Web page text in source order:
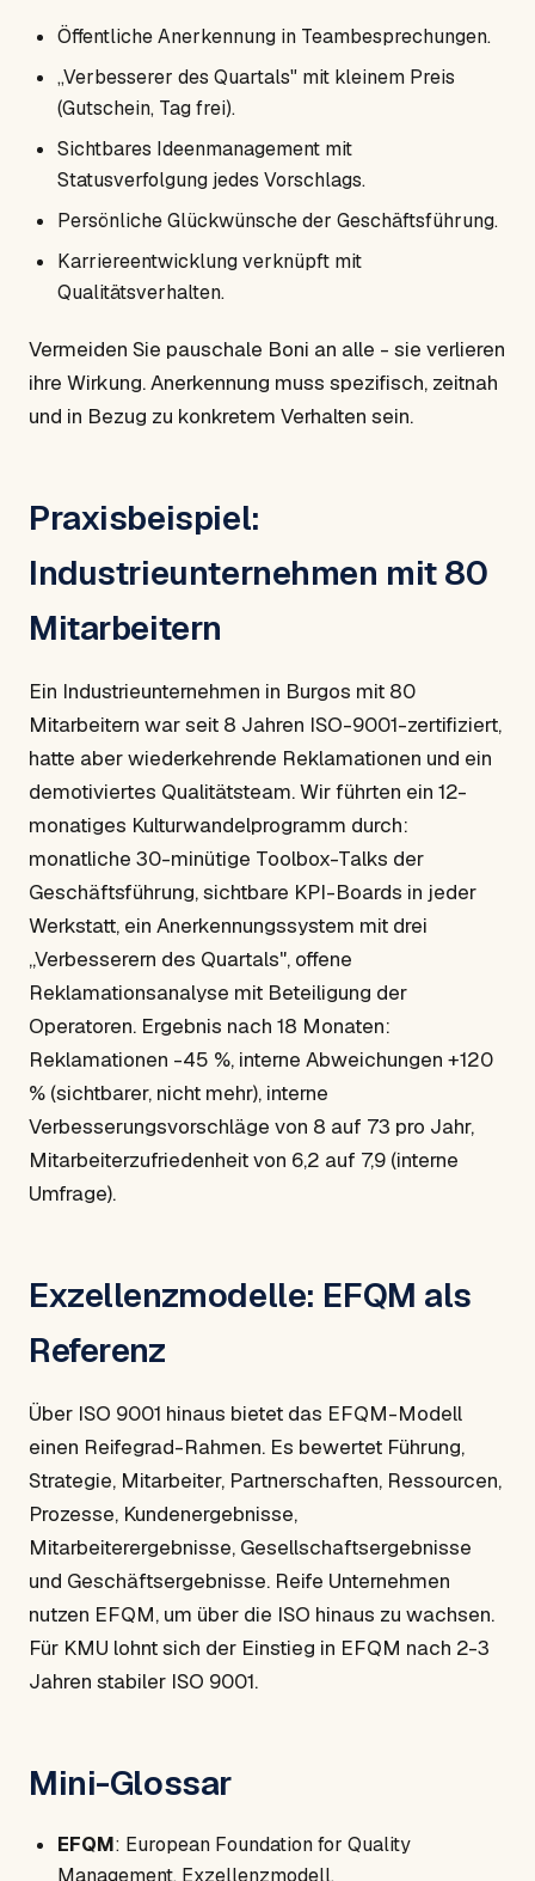
Öffentliche Anerkennung in Teambesprechungen.
„Verbesserer des Quartals" mit kleinem Preis
(Gutschein, Tag frei).
Sichtbares Ideenmanagement mit
Statusverfolgung jedes Vorschlags.
Persönliche Glückwünsche der Geschäftsführung.
Karriereentwicklung verknüpft mit
Qualitätsverhalten.
Vermeiden Sie pauschale Boni an alle - sie verlieren
ihre Wirkung. Anerkennung muss spezifisch, zeitnah
und in Bezug zu konkretem Verhalten sein.
Praxisbeispiel:
Industrieunternehmen mit 80
Mitarbeitern
Ein Industrieunternehmen in Burgos mit 80
Mitarbeitern war seit 8 Jahren ISO-9001-zertifiziert,
hatte aber wiederkehrende Reklamationen und ein
demotiviertes Qualitätsteam. Wir führten ein 12-
monatiges Kulturwandelprogramm durch:
monatliche 30-minütige Toolbox-Talks der
Geschäftsführung, sichtbare KPI-Boards in jeder
Werkstatt, ein Anerkennungssystem mit drei
„Verbesserern des Quartals", offene
Reklamationsanalyse mit Beteiligung der
Operatoren. Ergebnis nach 18 Monaten:
Reklamationen -45 %, interne Abweichungen +120
% (sichtbarer, nicht mehr), interne
Verbesserungsvorschläge von 8 auf 73 pro Jahr,
Mitarbeiterzufriedenheit von 6,2 auf 7,9 (interne
Umfrage).
Exzellenzmodelle: EFQM als
Referenz
Über ISO 9001 hinaus bietet das EFQM-Modell
einen Reifegrad-Rahmen. Es bewertet Führung,
Strategie, Mitarbeiter, Partnerschaften, Ressourcen,
Prozesse, Kundenergebnisse,
Mitarbeiterergebnisse, Gesellschaftsergebnisse
und Geschäftsergebnisse. Reife Unternehmen
nutzen EFQM, um über die ISO hinaus zu wachsen.
Für KMU lohnt sich der Einstieg in EFQM nach 2-3
Jahren stabiler ISO 9001.
Mini-Glossar
EFQM: European Foundation for Quality
Management, Exzellenzmodell.